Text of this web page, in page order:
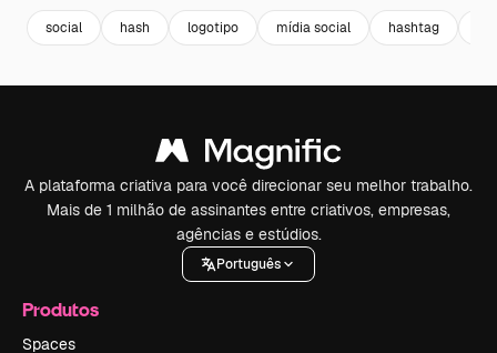
social hash logotipo mídia social hashtag
A plataforma criativa para você direcionar seu melhor trabalho.
Mais de 1 milhão de assinantes entre criativos, empresas,
agências e estúdios.
Português
Produtos
Spaces